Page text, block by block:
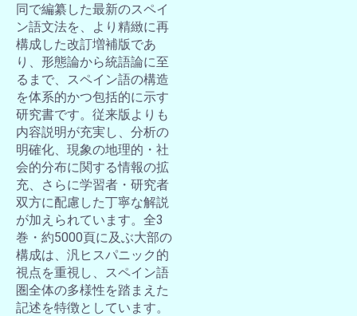
同で編纂した最新のスペイ
ン語文法を、より精緻に再
構成した改訂増補版であ
り、形態論から統語論に至
るまで、スペイン語の構造
を体系的かつ包括的に示す
研究書です。従来版よりも
内容説明が充実し、分析の
明確化、現象の地理的・社
会的分布に関する情報の拡
充、さらに学習者・研究者
双方に配慮した丁寧な解説
が加えられています。全3
巻・約5000頁に及ぶ大部の
構成は、汎ヒスパニック的
視点を重視し、スペイン語
圏全体の多様性を踏まえた
記述を特徴としています。